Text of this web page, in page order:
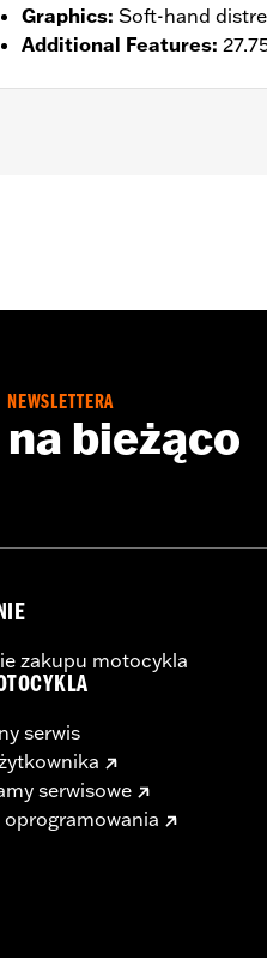
Graphics: Soft-hand
Additional Features:
bieżąco
zakupu motocykla
serwis
serwisowe